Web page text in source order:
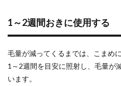
1～2週間おきに使用する
毛量が減ってくるまでは、こまめ
1～2週間を目安に照射し、毛量が
います。